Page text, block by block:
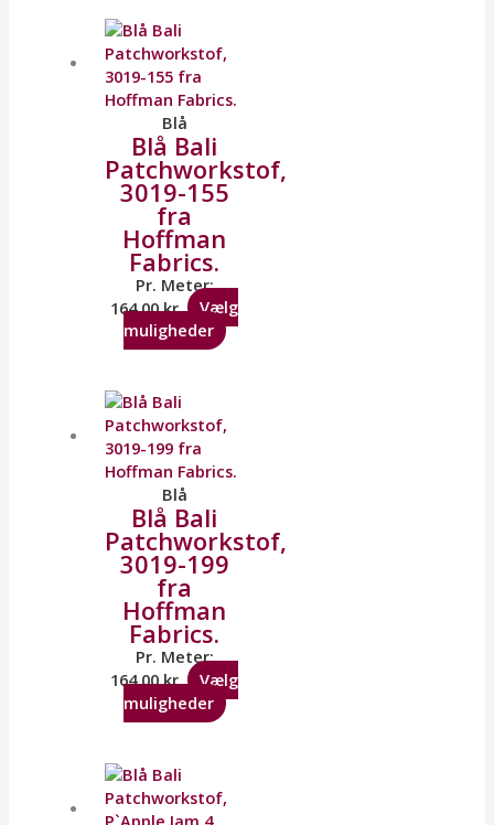
Blå
Blå Bali
Patchworkstof,
3019-155
fra
Hoffman
Fabrics.
Pr. Meter:
164,00kr.
Vælg
muligheder
Blå
Blå Bali
Patchworkstof,
3019-199
fra
Hoffman
Fabrics.
Pr. Meter:
164,00kr.
Vælg
muligheder